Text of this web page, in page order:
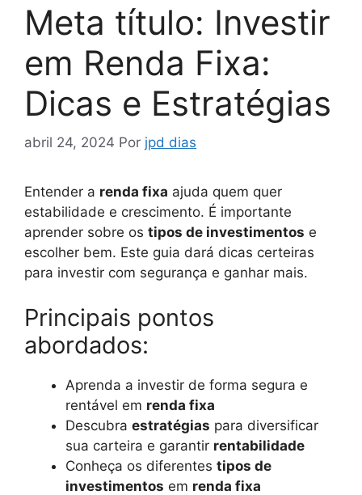
Meta título: Investir
em Renda Fixa:
Dicas e Estratégias
abril 24, 2024 Por jpd dias
Entender a renda fixa ajuda quem quer
estabilidade e crescimento. É importante
aprender sobre os tipos de investimentos e
escolher bem. Este guia dará dicas certeiras
para investir com segurança e ganhar mais.
Principais pontos
abordados:
Aprenda a investir de forma segura e
rentável em renda fixa
Descubra estratégias para diversificar
sua carteira e garantir rentabilidade
Conheça os diferentes tipos de
investimentos em renda fixa